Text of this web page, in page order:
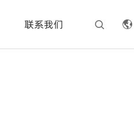
联系我们  